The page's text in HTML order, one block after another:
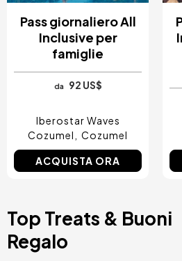
Pass giornaliero All
Inclusive per
famiglie
da 92 US$
Iberostar Waves
Cozumel
Cozumel
ACQUISTA ORA
Top Treats & Buoni
Regalo